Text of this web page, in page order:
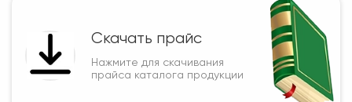
Скачать прайс
Нажмите для скачивания
прайса каталога продукции